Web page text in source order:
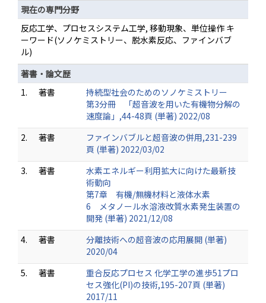
現在の専門分野
反応工学、プロセスシステム工学, 移動現象、単位操作 キ
ーワード(ソノケミストリー、脱水素反応、ファインバブ
ル)
著書・論文歴
1.
著書
持続型社会のためのソノケミストリー
第3分冊 「超音波を用いた有機物分解の
速度論」,44-48頁 (単著) 2022/08
2.
著書
ファインバブルと超音波の併用,231-239
頁 (単著) 2022/03/02
3.
著書
水素エネルギー利用拡大に向けた最新技
術動向
第7章 有機/無機材料と液体水素
6 メタノール水溶液改質水素発生装置の
開発 (単著) 2021/12/08
4.
著書
分離技術への超音波の応用展開 (単著)
2020/04
5.
著書
重合反応プロセス 化学工学の進歩51プロ
セス強化(PI)の技術,195-207頁 (単著)
2017/11